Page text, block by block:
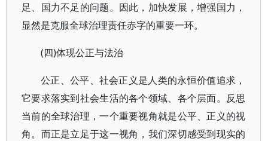
足、国力不足的问题。因此，加快发展，增强国力，
显然是克服全球治理责任赤字的重要一环。
(四)体现公正与法治
公正、公平、社会正义是人类的永恒价值追求，
它要求落实到社会生活的各个领域、各个层面。反思
当前的全球治理，一个重要视角就是公平、正义的视
角。而正是立足于这一视角，我们深切感受到现实的